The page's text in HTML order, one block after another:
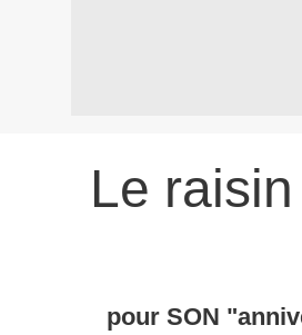
Le raisin
pour SON